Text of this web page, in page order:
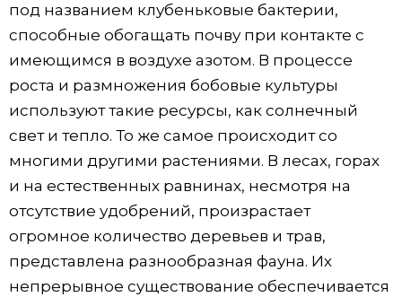
под названием клубеньковые бактерии,
способные обогащать почву при контакте с
имеющимся в воздухе азотом. В процессе
роста и размножения бобовые культуры
используют такие ресурсы, как солнечный
свет и тепло. То же самое происходит со
многими другими растениями. В лесах, горах
и на естественных равнинах, несмотря на
отсутствие удобрений, произрастает
огромное количество деревьев и трав,
представлена разнообразная фауна. Их
непрерывное существование обеспечивается